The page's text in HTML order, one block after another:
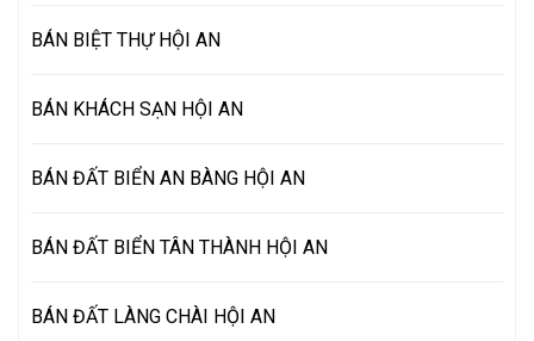
BÁN BIỆT THỰ HỘI AN
BÁN KHÁCH SẠN HỘI AN
BÁN ĐẤT BIỂN AN BÀNG HỘI AN
BÁN ĐẤT BIỂN TÂN THÀNH HỘI AN
BÁN ĐẤT LÀNG CHÀI HỘI AN